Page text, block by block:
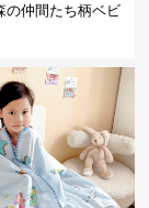
の仲間たち柄ベビ